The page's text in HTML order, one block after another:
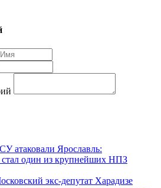
атаковали Ярославль:
стал один из крупнейших НПЗ
экс-депутат Харадизе